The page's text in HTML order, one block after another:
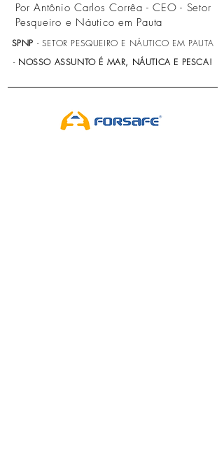
Por Antônio Carlos Corrêa - CEO - Setor
Pesqueiro e Náutico em Pauta
SPNP - SETOR PESQUEIRO E NÁUTICO EM PAUTA
- NOSSO ASSUNTO É MAR, NÁUTICA E PESCA!